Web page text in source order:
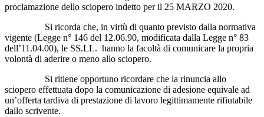
proclamazione dello sciopero indetto per il 25 MARZO 2020.
Si ricorda che, in virtù di quanto previsto dalla normativa
vigente (Legge n° 146 del 12.06.90, modificata dalla Legge n° 83
dell’11.04.00), le SS.LL. hanno la facoltà di comunicare la propria
volontà di aderire o meno allo sciopero.
Si ritiene opportuno ricordare che la rinuncia allo
sciopero effettuata dopo la comunicazione di adesione equivale ad
un’offerta tardiva di prestazione di lavoro legittimamente rifiutabile
dallo scrivente.